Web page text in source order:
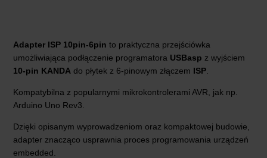
Adapter ISP 10pin-6pin to praktyczna przejściówka
umożliwiająca podłączenie programatora USBasp z wyjściem
10-pin KANDA do płytek z 6-pinowym złączem ISP
Kompatybilna z popularnymi mikrokontrolerami AVR, jak np.
Arduino Uno Rev3.
Dzięki opisanym wyprowadzeniom oraz kompaktowej budowie,
adapter znacząco usprawnia proces programowania urządzeń
embedded.